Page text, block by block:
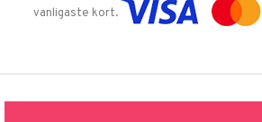
vanligaste kort.